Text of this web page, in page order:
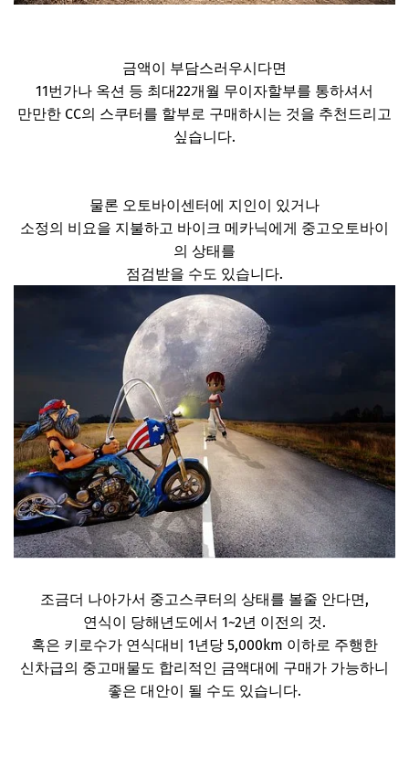
금액이 부담스러우시다면
11번가나 옥션 등 최대22개월 무이자할부를 통하셔서
만만한 CC의 스쿠터를 할부로 구매하시는 것을 추천드리고
싶습니다.
물론 오토바이센터에 지인이 있거나
소정의 비요을 지불하고 바이크 메카닉에게 중고오토바이
의 상태를
점검받을 수도 있습니다.
조금더 나아가서 중고스쿠터의 상태를 볼줄 안다면,
연식이 당해년도에서 1~2년 이전의 것.
혹은 키로수가 연식대비 1년당 5,000km 이하로 주행한
신차급의 중고매물도 합리적인 금액대에 구매가 가능하니
좋은 대안이 될 수도 있습니다.